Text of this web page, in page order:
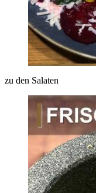
zu den Salaten